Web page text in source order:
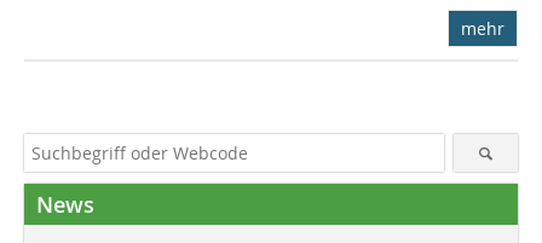
mehr
News